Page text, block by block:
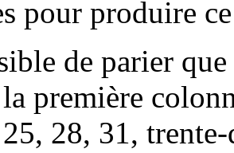
pour produire
de parier
la première
28, 31,